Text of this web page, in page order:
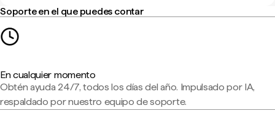
Soporte en el que puedes contar
En cualquier momento
Obtén ayuda 24/7, todos los días del año. Impulsado por IA,
respaldado por nuestro equipo de soporte.